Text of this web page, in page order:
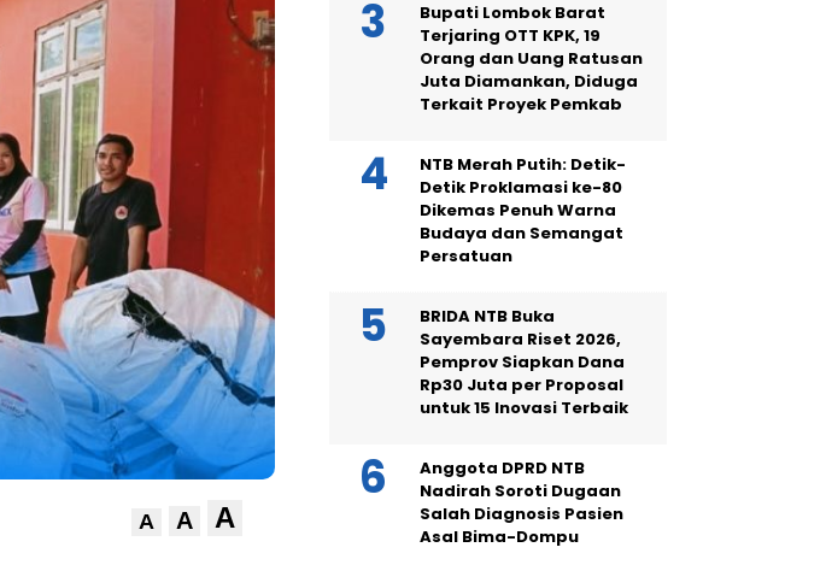
A A A
Bupati Lombok Barat
Terjaring OTT KPK, 19
Orang dan Uang Ratusan
Juta Diamankan, Diduga
Terkait Proyek Pemkab
NTB Merah Putih: Detik-
Detik Proklamasi ke-80
Dikemas Penuh Warna
Budaya dan Semangat
Persatuan
BRIDA NTB Buka
Sayembara Riset 2026,
Pemprov Siapkan Dana
Rp30 Juta per Proposal
untuk 15 Inovasi Terbaik
Anggota DPRD NTB
Nadirah Soroti Dugaan
Salah Diagnosis Pasien
Asal Bima-Dompu